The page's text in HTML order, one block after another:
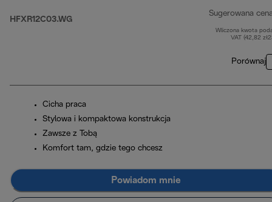
HFXR12C03.WG
Sugerowana
Wliczona kwota
VAT (42,82
Porównaj
Cicha praca
Stylowa i kompaktowa konstrukcja
Zawsze z Tobą
Komfort tam, gdzie tego chcesz
Powiadom mnie